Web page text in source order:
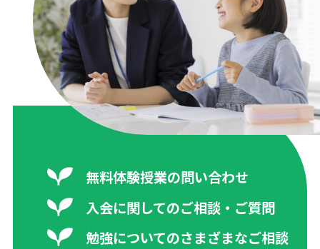
無料体験授業の問い合わせ
入会に関してのご相談・ご質問
勉強についてのさまざまなご相談